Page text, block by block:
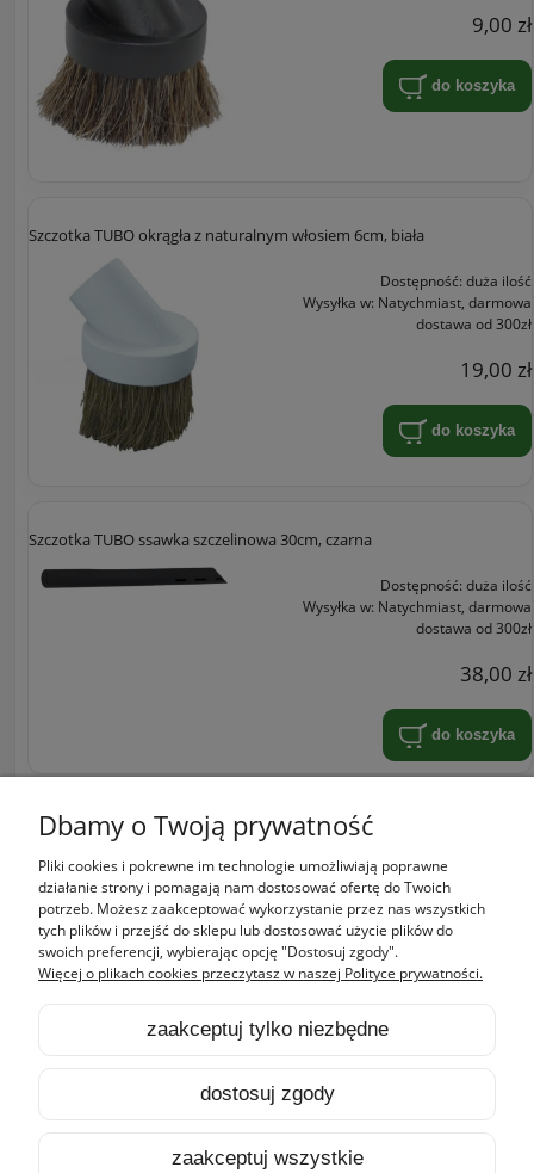
9,00 zł
do koszyka
Szczotka TUBO okrągła z naturalnym włosiem 6cm, biała
Dostępność: duża ilość
Wysyłka w: Natychmiast, darmowa
dostawa od 300zł
19,00 zł
do koszyka
Szczotka TUBO ssawka szczelinowa 30cm, czarna
Dostępność: duża ilość
Wysyłka w: Natychmiast, darmowa
dostawa od 300zł
38,00 zł
do koszyka
Zakupy
Pomoc
Dbamy o Twoją prywatność
Pliki cookies i pokrewne im technologie umożliwiają poprawne
działanie strony i pomagają nam dostosować ofertę do Twoich
potrzeb. Możesz zaakceptować wykorzystanie przez nas wszystkich
tych plików i przejść do sklepu lub dostosować użycie plików do
swoich preferencji, wybierając opcję "Dostosuj zgody".
Więcej o plikach cookies przeczytasz w naszej Polityce prywatności.
zaakceptuj tylko niezbędne
dostosuj zgody
zaakceptuj wszystkie